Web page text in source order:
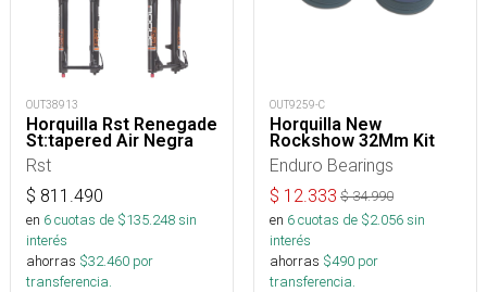
OUT38913
Horquilla Rst Renegade
St:tapered Air Negra
Rst
$ 811.490
en 6cuotas de $135.248sin
interés
ahorras $32.460 por
transferencia.
OUT9259-C
Horquilla New
Rockshow 32Mm Kit
Enduro Bearings
$ 12.333 $34.990
en 6cuotas de $2.056sin
interés
ahorras $490 por
transferencia.